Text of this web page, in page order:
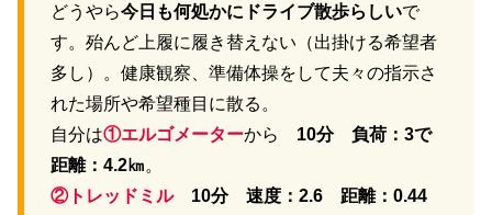
どうやら今日も何処かにドライブ散歩らしいで
す。殆んど上履に履き替えない（出掛ける希望者
多し）。健康観察、準備体操をして夫々の指示さ
れた場所や希望種目に散る。
自分は①エルゴメーターから 10分 負荷：3で
距離：4.2㎞。
②トレッドミル
10分 速度：2.6 距離：0.44